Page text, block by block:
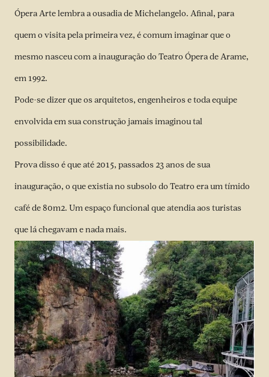
Ópera Arte lembra a ousadia de Michelangelo. Afinal, para
quem o visita pela primeira vez, é comum imaginar que o
mesmo nasceu com a inauguração do Teatro Ópera de Arame,
em 1992.
Pode-se dizer que os arquitetos, engenheiros e toda equipe
envolvida em sua construção jamais imaginou tal
possibilidade.
Prova disso é que até 2015, passados 23 anos de sua
inauguração, o que existia no subsolo do Teatro era um tímido
café de 80m2. Um espaço funcional que atendia aos turistas
que lá chegavam e nada mais.